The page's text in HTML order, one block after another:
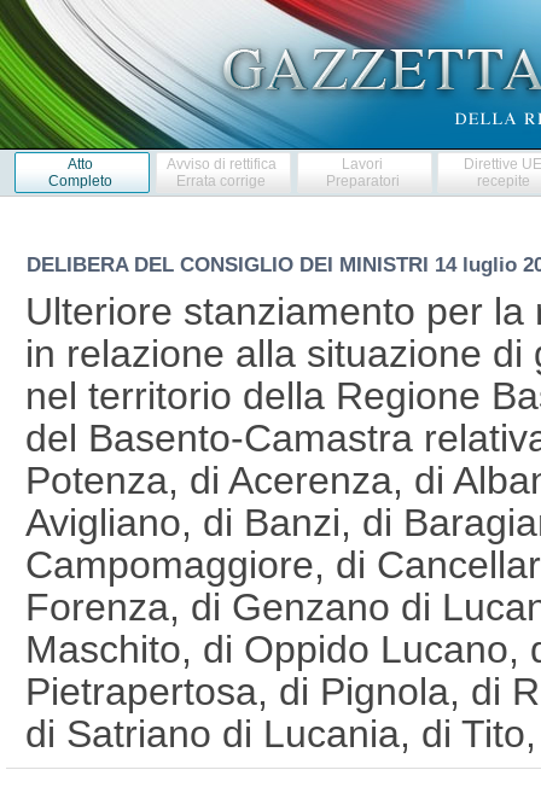
Atto
Completo
Avviso di rettifica
Errata corrige
Lavori
Preparatori
Direttive
recepite
DELIBERA DEL CONSIGLIO DEI MINISTRI 14 luglio
Ulteriore stanziamento per
in relazione alla situazione
nel territorio della Regione
del Basento-Camastra
Potenza, di Acerenza, di
Avigliano, di Banzi, di
Campomaggiore, di
Forenza, di Genzano di
Maschito, di Oppido Lucano,
Pietrapertosa, di Pignola, di
di Satriano di Lucania, di
Vaglio Basilicata, in